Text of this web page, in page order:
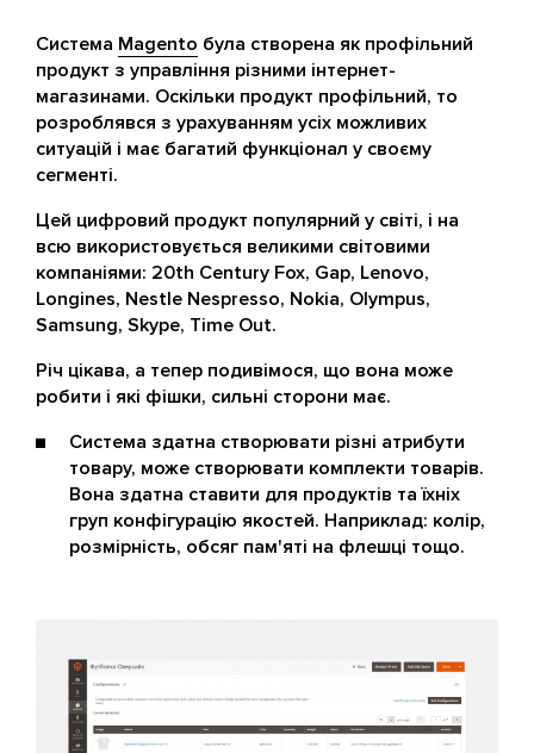
Система Magento була створена як профільний
продукт з управління різними інтернет-
магазинами. Оскільки продукт профільний, то
розроблявся з урахуванням усіх можливих
ситуацій і має багатий функціонал у своєму
сегменті.
Цей цифровий продукт популярний у світі, і на
всю використовується великими світовими
компаніями: 20th Century Fox, Gap, Lenovo,
Longines, Nestle Nespresso, Nokia, Olympus,
Samsung, Skype, Time Out.
Річ цікава, а тепер подивімося, що вона може
робити і які фішки, сильні сторони має.
Система здатна створювати різні атрибути
товару, може створювати комплекти товарів.
Вона здатна ставити для продуктів та їхніх
груп конфігурацію якостей. Наприклад: колір,
розмірність, обсяг пам'яті на флешці тощо.